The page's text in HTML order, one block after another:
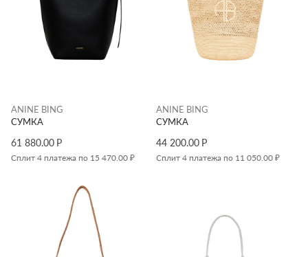
ANINE BING
СУМКА
61 880.00 Р
Сплит 4 платежа по 15 470.00 ₽
ANINE BING
СУМКА
44 200.00 Р
Сплит 4 платежа по 11 050.00 ₽